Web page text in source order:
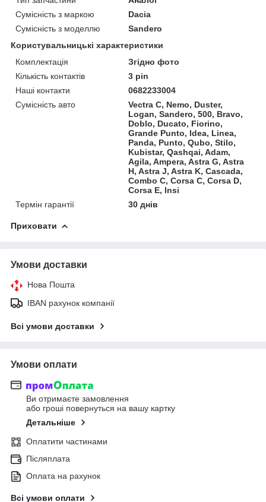
Сумісність з маркою
Dacia
Сумісність з моделлю
Sandero
Користувальницькі характеристики
Комплектація
Згідно фото
Кількість контактів
3 pin
Наші контакти
0682233004
Сумісність авто
Vectra C, Nemo, Duster,
Logan, Sandero, 500, Bravo,
Doblo, Ducato, Fiorino,
Grande Punto, Idea, Linea,
Panda, Punto, Qubo, Stilo,
Kubistar, Qashqai, Adam,
Agila, Ampera, Astra G, Astra
H, Astra J, Astra K, Cascada,
Combo C, Corsa C, Corsa D,
Corsa E, Insi
Термін гарантії
30 днів
Приховати
Умови доставки
Нова Пошта
IBAN рахунок компанії
Всі умови доставки
Умови оплати
Ви отримаєте замовлення
або гроші повернуться на вашу картку
Детальніше
Оплатити частинами
Післяплата
Оплата на рахунок
Всі умови оплати